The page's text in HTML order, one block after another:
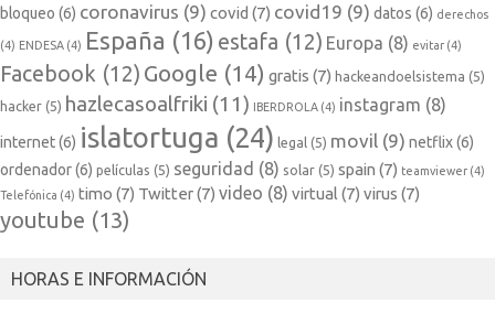
bloqueo (6) coronavirus (9) covid (7) covid19 (9) datos (6) derechos
(4) ENDESA (4) España (16) estafa (12) Europa (8) evitar (4)
Facebook (12) Google (14) gratis (7) hackeandoelsistema (5)
hacker (5) hazlecasoalfriki (11) IBERDROLA (4) instagram (8)
internet(6) islatortuga (24) legal (5) movil (9) netflix(6)
ordenador(6) películas (5) seguridad (8) solar (5) spain (7) teamviewer (4)
Telefónica (4) timo (7) Twitter(7) video (8) virtual (7) virus (7)
youtube (13)
HORAS E INFORMACIÓN